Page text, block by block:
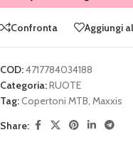
Confronta Aggiungi
COD:4717784034188
Categoria:RUOTE
Tag:Copertoni MTB, Maxxis
Share: